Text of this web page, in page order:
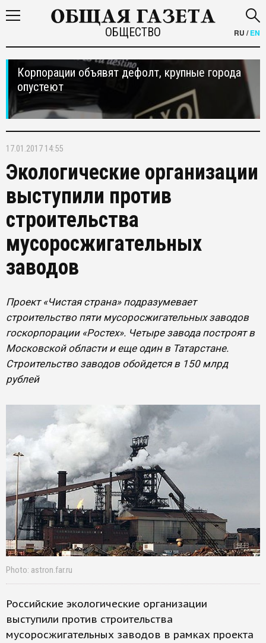
ОБЩЕСТВО RU /EN
Корпорации объявят дефолт, крупные города
опустеют
17.01.2017 14:55
Экологические организации
выступили против
строительства
мусоросжигательных
заводов
Проект «Чистая страна» подразумевает
строительство пяти мусоросжигательных заводов
госкорпорации «Ростех». Четыре завода построят в
Московской области и еще один в Татарстане.
Строительство заводов обойдется в 150 млрд
рублей
Photo: astron.far.ru
Российские экологические организации
выступили против строительства
мусоросжигательных заводов в рамках проекта